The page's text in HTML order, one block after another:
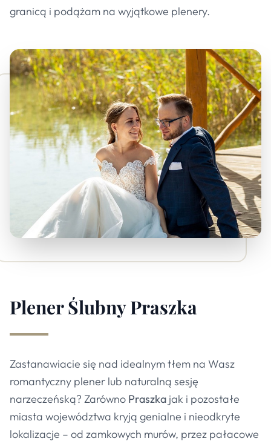
granicą i podążam na wyjątkowe plenery.
Plener ŚlubnyPraszka
Zastanawiacie się nad idealnym tłem na Wasz
romantyczny plener lub naturalną sesję
narzeczeńską? Zarówno Praszka jak i pozostałe
miasta województwa kryją genialne i nieodkryte
lokalizacje – od zamkowych murów, przez pałacowe